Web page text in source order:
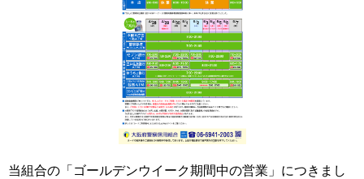
当組合の「ゴールデンウイーク期間中の営業」につきまし